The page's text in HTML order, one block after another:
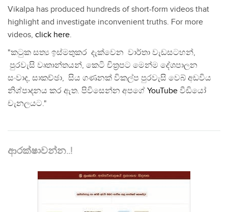
Vikalpa has produced hundreds of short-form videos that
highlight and investigate inconvenient truths. For more
videos, click here.
"කටුක සත්‍ය ඉස්මතුකර දැක්වෙන වාර්තා වැඩසටහන්,
පුරවැසි වෘතාන්තයන්, කෙටි චිත්‍රපට මෙන්ම දේශපාලන
සංවාද, සාකච්ඡා, සිය ගණනක් විකල්ප පුරවැසි වෙබ් අඩවිය
නිශ්පාදනය කර ඇත. පිවිසෙන්න අපගේ YouTube වීඩියෝ
චැනලයට."
ආරක්ෂාවන්න..!